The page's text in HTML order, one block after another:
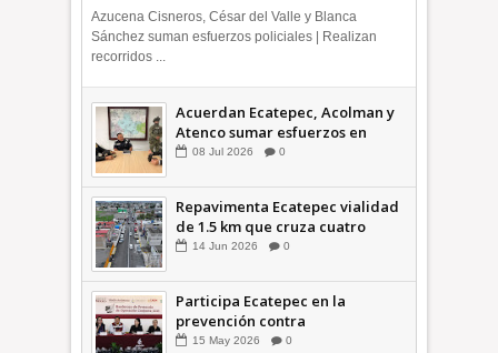
Azucena Cisneros, César del Valle y Blanca
Sánchez suman esfuerzos policiales | Realizan
recorridos ...
Acuerdan Ecatepec, Acolman y
Atenco sumar esfuerzos en
seguridad
08 Jul 2026 0
Repavimenta Ecatepec vialidad
de 1.5 km que cruza cuatro
comunidades +Video
14 Jun 2026 0
Participa Ecatepec en la
prevención contra
inundaciones en el Valle de
15 May 2026 0